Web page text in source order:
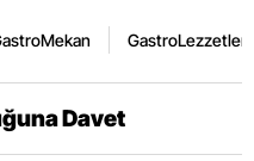
GastroLezzetler
Davet